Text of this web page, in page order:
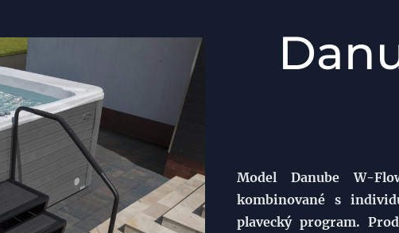
Model Danube W-
kombinované s
plavecký program.